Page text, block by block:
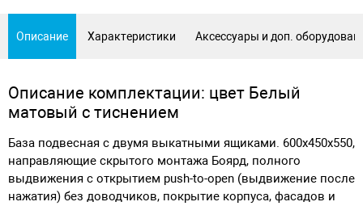
Описание Характеристики Аксессуары и доп.
Описание комплектации: цвет Белый
матовый с тиснением
База подвесная с двумя выкатными ящиками. 600x450x550,
направляющие скрытого монтажа Боярд, полного
выдвижения с открытием push-to-open (выдвижение после
нажатия) без доводчиков, покрытие корпуса, фасадов и